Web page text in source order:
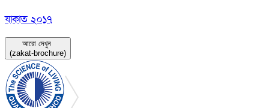
যাকাত ২০১৭
আরো দেখুন
(zakat-brochure)